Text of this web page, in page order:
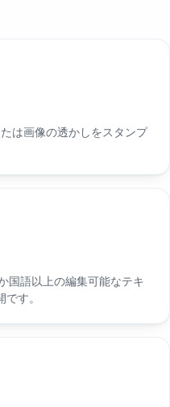
は画像の透かしをスタンプ
国語以上の編集可能なテキ
す。